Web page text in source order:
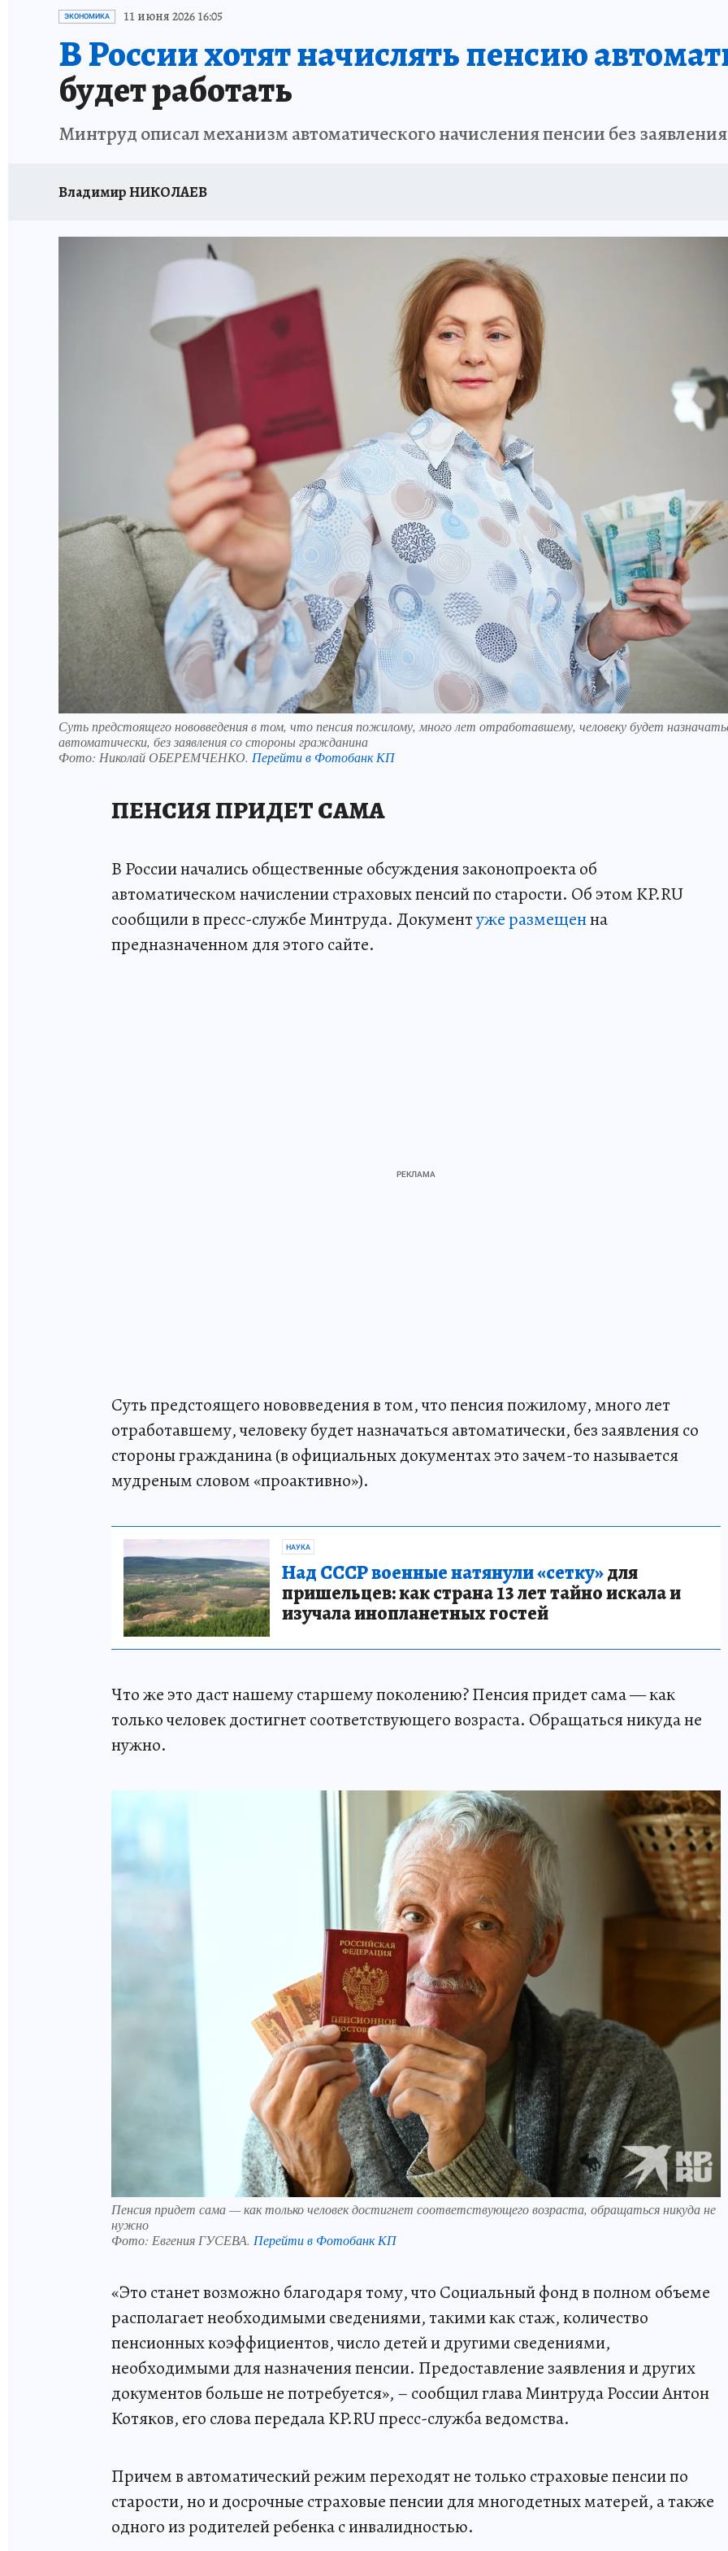
ИСПЫТАНО НА СЕБЕ
ЭКОНОМИКА 11 июня 2026 16:05
В России хотят начислять пенсию
будет работать
Минтруд описал механизм автоматического начисления пенсии без заявления
Владимир НИКОЛАЕВ
Суть предстоящего нововведения в том, что пенсия пожилому, много лет отработавшему, человеку будет
автоматически, без заявления со стороны гражданина
Фото: Николай ОБЕРЕМЧЕНКО. Перейти в Фотобанк КП
ПЕНСИЯ ПРИДЕТ САМА
В России начались общественные обсуждения законопроекта об
автоматическом начислении страховых пенсий по старости. Об этом KP.RU
сообщили в пресс-службе Минтруда. Документуже размещенна
предназначенном для этого сайте.
Суть предстоящего нововведения в том, что пенсия пожилому, много лет
отработавшему, человеку будет назначаться автоматически, без заявления со
стороны гражданина (в официальных документах это зачем-то называется
мудреным словом «проактивно»).
НАУКА
Над СССР военные натянули «сетку»для
пришельцев: как страна 13 лет тайно искала и
изучала инопланетных гостей
Что же это даст нашему старшему поколению? Пенсия придет сама — как
только человек достигнет соответствующего возраста. Обращаться никуда не
нужно.
Пенсия придет сама — как только человек достигнет соответствующего возраста, обращаться никуда не
нужно
Фото: Евгения ГУСЕВА. Перейти в Фотобанк КП
«Это станет возможно благодаря тому, что Социальный фонд в полном объеме
располагает необходимыми сведениями, такими как стаж, количество
пенсионных коэффициентов, число детей и другими сведениями,
необходимыми для назначения пенсии. Предоставление заявления и других
документов больше не потребуется», – сообщил глава Минтруда России Антон
Котяков, его слова передала KP.RU пресс-служба ведомства.
Причем в автоматический режим переходят не только страховые пенсии по
старости, но и досрочные страховые пенсии для многодетных матерей, а также
одного из родителей ребенка с инвалидностью.